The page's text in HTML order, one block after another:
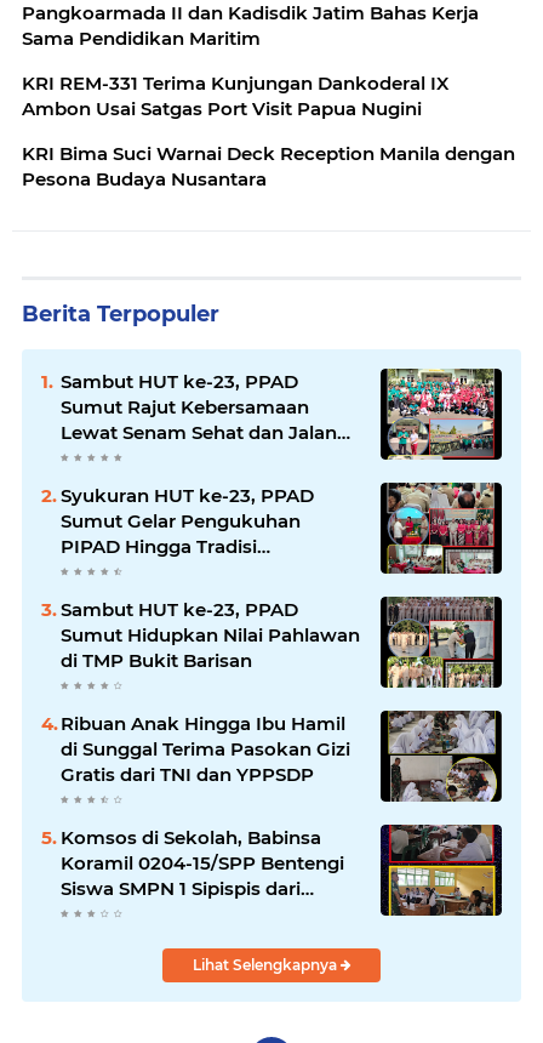
Pangkoarmada II dan Kadisdik Jatim Bahas Kerja
Sama Pendidikan Maritim
KRI REM-331 Terima Kunjungan Dankoderal IX
Ambon Usai Satgas Port Visit Papua Nugini
KRI Bima Suci Warnai Deck Reception Manila dengan
Pesona Budaya Nusantara
Berita Terpopuler
Sambut HUT ke-23, PPAD
Sumut Rajut Kebersamaan
Lewat Senam Sehat dan Jalan
Santai di Mako Bekangdam I/BB
Syukuran HUT ke-23, PPAD
Sumut Gelar Pengukuhan
PIPAD Hingga Tradisi
Kekeluargaan
Sambut HUT ke-23, PPAD
Sumut Hidupkan Nilai Pahlawan
di TMP Bukit Barisan
Ribuan Anak Hingga Ibu Hamil
di Sunggal Terima Pasokan Gizi
Gratis dari TNI dan YPPSDP
Komsos di Sekolah, Babinsa
Koramil 0204-15/SPP Bentengi
Siswa SMPN 1 Sipispis dari
Bahaya Narkotika
Lihat Selengkapnya